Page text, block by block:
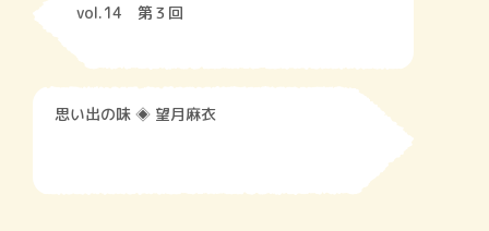
vol.14 第３回
思い出の味 ◈ 望月麻衣